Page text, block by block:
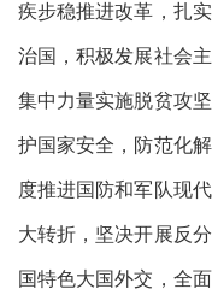
疾步稳推进改革，扎
治国，积极发展社会
集中力量实施脱贫攻
护国家安全，防范化
度推进国防和军队现
大转折，坚决开展反
国特色大国外交，全